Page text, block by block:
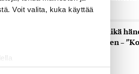
Voit valita, kuka käyttää
Uutiset | 6.8.2026 12:02
Keskustan Siika-aho kertoo, mikä
Ylen gallupin todellinen uutinen –
maksaa siitä hintaa”
Uutiset | 6.8.2026 11:56